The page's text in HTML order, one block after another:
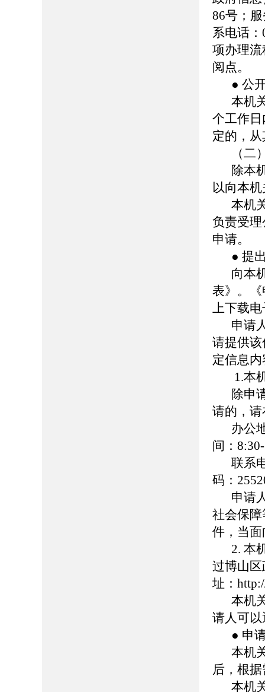
86号；
系电话
项办理
阅点。
● 公
本机
个工作
定的，
（二
除本
以向本
本机
负责受
申请。
● 提
向本
表》。
上下载
申请
请提供
定信息
1.本
除申
请的，
办公
间：
联
码：
申请
社会保
件，当
2. 本
过博山
址：
本机
请人可
● 申
本机
后，根
本机